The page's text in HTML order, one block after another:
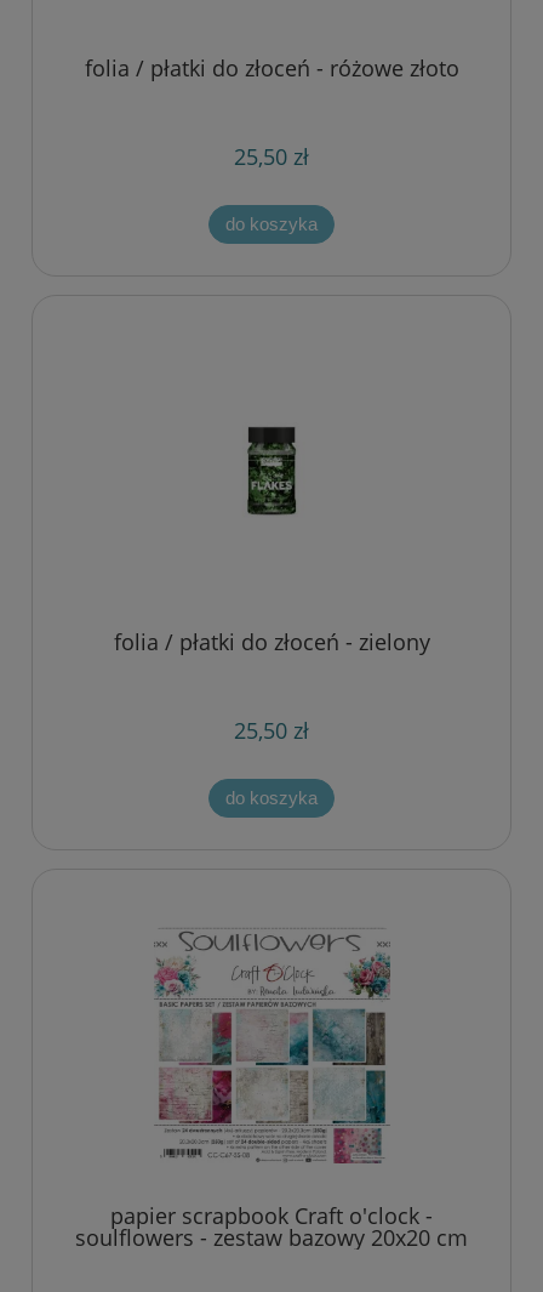
folia / płatki do złoceń - różowe złoto
25,50 zł
do koszyka
folia / płatki do złoceń - zielony
25,50 zł
do koszyka
papier scrapbook Craft o'clock -
soulflowers - zestaw bazowy 20x20 cm